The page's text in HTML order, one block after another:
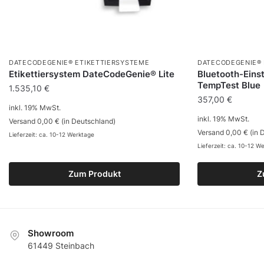
DATECODEGENIE® ETIKETTIERSYSTEME
Etikettiersystem DateCodeGenie® Lite
1.535,10 €
Zum Produkt
inkl. 19% MwSt.
Versand 0,00 € (in Deutschland)
Lieferzeit: ca. 10-12 Werktage
Bluetooth-
TempTest Blue
357,00 €
inkl. 19% MwSt.
Versand 0,00 € (in
Lieferzeit: ca. 10-12
Showroom
61449 Steinbach